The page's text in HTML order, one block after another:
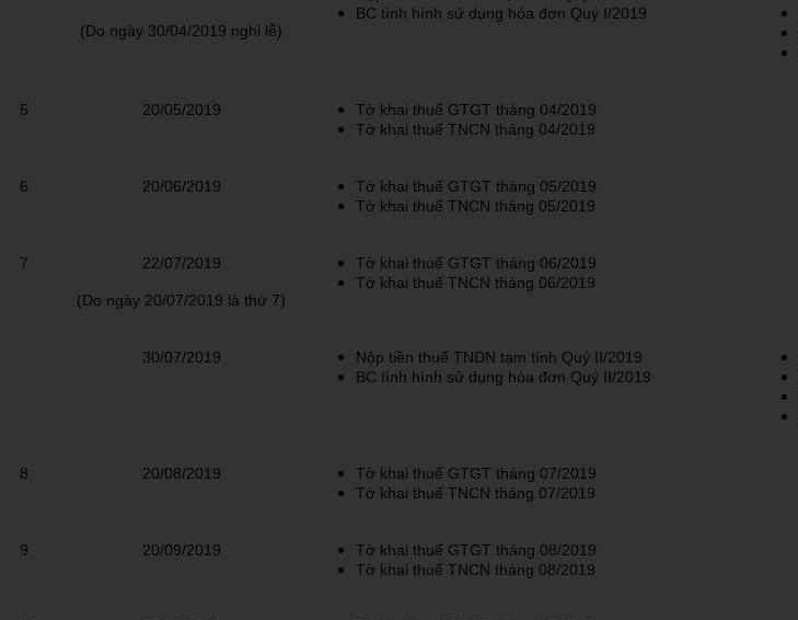
(Do ngày 30/04/2019 nghỉ lễ)
BC tình hình sử dụng hóa đơn Quý I/2019
5 20/05/2019
Tờ khai thuế GTGT tháng 04/2019
Tờ khai thuế TNCN tháng 04/2019
6 20/06/2019
Tờ khai thuế GTGT tháng 05/2019
Tờ khai thuế TNCN tháng 05/2019
7 22/07/2019
(Do ngày 20/07/2019 là thứ 7)
Tờ khai thuế GTGT tháng 06/2019
Tờ khai thuế TNCN tháng 06/2019
30/07/2019
Nộp tiền thuế TNDN tạm tính Quý II/2019
BC tình hình sử dụng hóa đơn Quý II/2019
8 20/08/2019
Tờ khai thuế GTGT tháng 07/2019
Tờ khai thuế TNCN tháng 07/2019
9 20/09/2019
Tờ khai thuế GTGT tháng 08/2019
Tờ khai thuế TNCN tháng 08/2019